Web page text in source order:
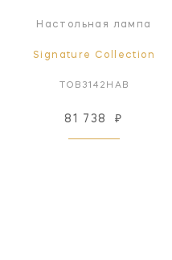
Настольная лампа
Signature Collection
TOB3142HAB
81 738 ₽